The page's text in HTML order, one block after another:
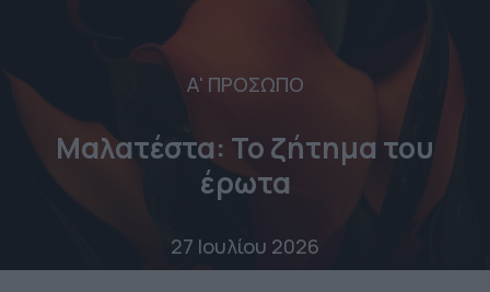
Α' ΠΡΟΣΩΠΟ
Μαλατέστα: Το ζήτημα του
έρωτα
27 Ιουλίου 2026